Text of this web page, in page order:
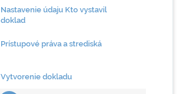
Nastavenie údaju Kto vystavil
doklad
Prístupové práva a strediská
Vytvorenie dokladu